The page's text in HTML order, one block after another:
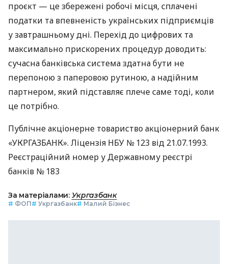
проєкт — це збережені робочі місця, сплачені
податки та впевненість українських підприємців
у завтрашньому дні. Перехід до цифрових та
максимально прискорених процедур доводить:
сучасна банківська система здатна бути не
перепоною з паперовою рутиною, а надійним
партнером, який підставляє плече саме тоді, коли
це потрібно.
Публічне акціонерне товариство акціонерний банк
«УКРГАЗБАНК». Ліцензія НБУ № 123 від 21.07.1993.
Реєстраційний номер у Державному реєстрі
банків № 183
За матеріалами: Укргазбанк
# ФОП# Укргазбанк# Малий Бізнес